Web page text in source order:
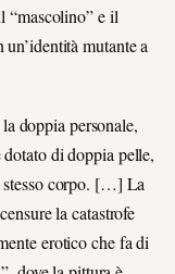
“mascolino” e il
mutante a
doppia personale,
dotato di doppia pelle,
stesso corpo. […] La
la catastrofe
erotico che fa di